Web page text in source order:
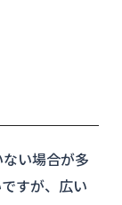
い場合が多
すが、広い